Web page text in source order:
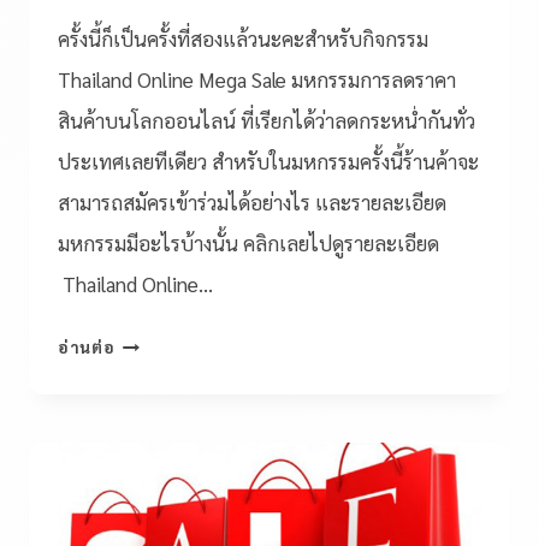
ครั้งนี้ก็เป็นครั้งที่สองแล้วนะคะสำหรับกิจกรรม
Thailand Online Mega Sale มหกรรมการลดราคา
สินค้าบนโลกออนไลน์ ที่เรียกได้ว่าลดกระหน่ำกันทั่ว
ประเทศเลยทีเดียว สำหรับในมหกรรมครั้งนี้ร้านค้าจะ
สามารถสมัครเข้าร่วมได้อย่างไร และรายละเอียด
มหกรรมมีอะไรบ้างนั้น คลิกเลยไปดูรายละเอียด
Thailand Online…
อ่านต่อ